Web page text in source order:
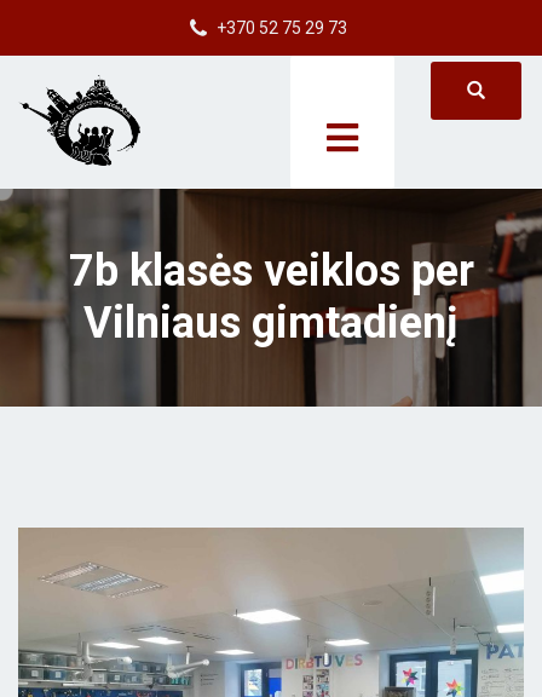
+370 52 75 29 73
7b klasės veiklos per
Vilniaus gimtadienį